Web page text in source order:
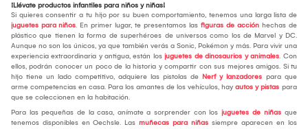
¡Llévate productos infantiles para niños y niñas!
Si quieres consentir a tu hijo por su buen comportamiento, tenemos una larga lista de
juguetes para niños. En primer lugar, te presentamos las figuras de acción hechas de
plástico que tienen la forma de superhéroes de universos como los de Marvel y DC.
Aunque no son los únicos, ya que también verás a Sonic, Pokémon y más. Para vivir una
experiencia extraordinaria y antigua, están los juguetes de dinosaurios y animales. Con
ellos, podrán conocer un poco de la historia y compartir con sus mejores amigos. Si tu
hijo tiene un lado competitivo, adquiere las pistolas de Nerf y lanzadores para que
arme competencias en casa. Para los amantes de los vehículos, hay autos y pistas para
que se coleccionen en la habitación.
Para las pequeñas de la casa, anímate a sorprender con los juguetes de niñas que
tenemos disponibles en Oechsle. Las muñecas para niñas siempre aparecen en los